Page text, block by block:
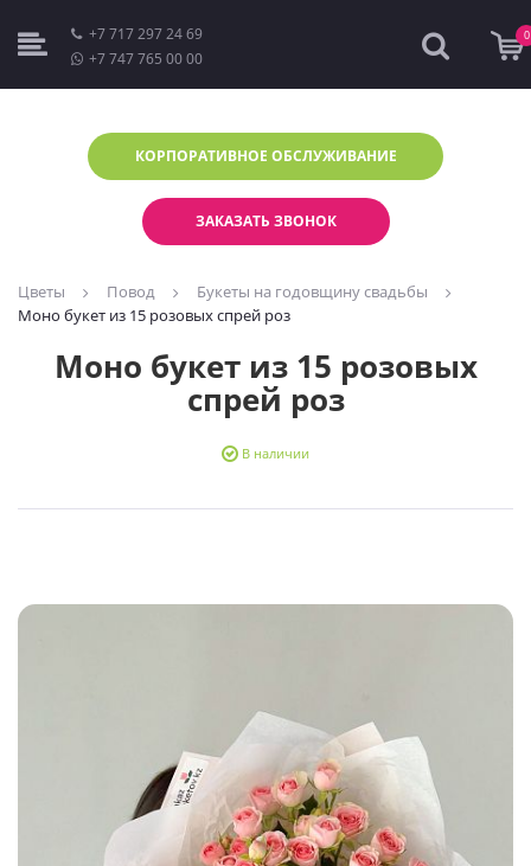
+7 717 297 24 69
+7 747 765 00 00
0
КОРПОРАТИВНОЕ ОБСЛУЖИВАНИЕ
ЗАКАЗАТЬ ЗВОНОК
Цветы Повод
Букеты на годовщину свадьбы
Моно букет из 15 розовых спрей роз
Моно букет из 15 розовых
спрей роз
В наличии